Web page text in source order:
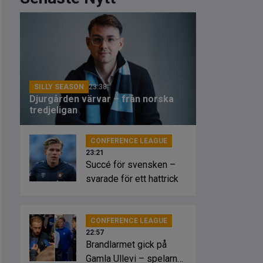
SILLY SEASON 23:38
Djurgården värvar – från norska
tredjeligan
CONFERENCE LEAGUE
23:21
Succé för svensken –
svarade för ett hattrick
CONFERENCE LEAGUE
22:57
Brandlarmet gick på
Gamla Ullevi – spelarna